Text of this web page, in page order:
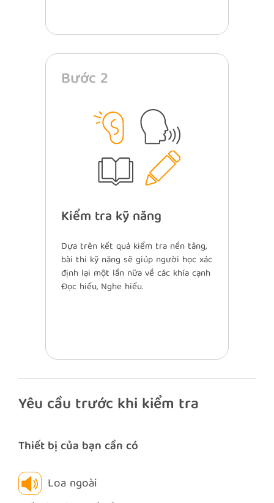
Bước 2
Kiểm tra kỹ năng
Dựa trên kết quả kiểm tra nền tảng,
bài thi kỹ năng sẽ giúp người học xác
định lại một lần nữa về các khía cạnh
Đọc hiểu, Nghe hiểu.
Yêu cầu trước khi kiểm tra
Thiết bị của bạn cần có
Loa ngoài